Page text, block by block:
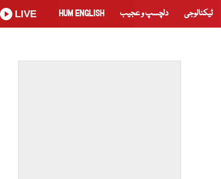
ٹیکنالوجی دلچسپ و عجیب HUM ENGLISH
LIVE